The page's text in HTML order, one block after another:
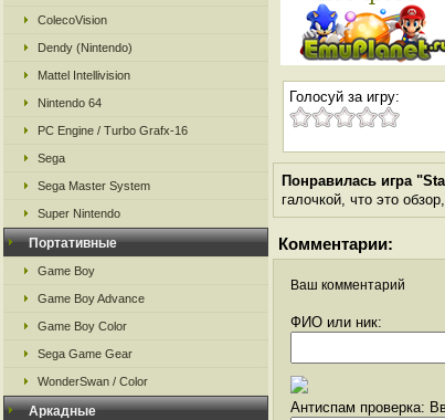
ColecoVision
Dendy (Nintendo)
Mattel Intellivision
Nintendo 64
PC Engine / Turbo Grafx-16
Sega
Sega Master System
Super Nintendo
Портативные
Game Boy
Game Boy Advance
Game Boy Color
Sega Game Gear
WonderSwan / Color
Аркадные
Голосуй за игру:
Понравилась игра
галочкой, что это
Комментарии:
Ваш комментарий
ФИО или ник:
Антиспам проверка: